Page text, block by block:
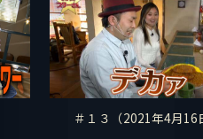
＃１３（2021年4月16